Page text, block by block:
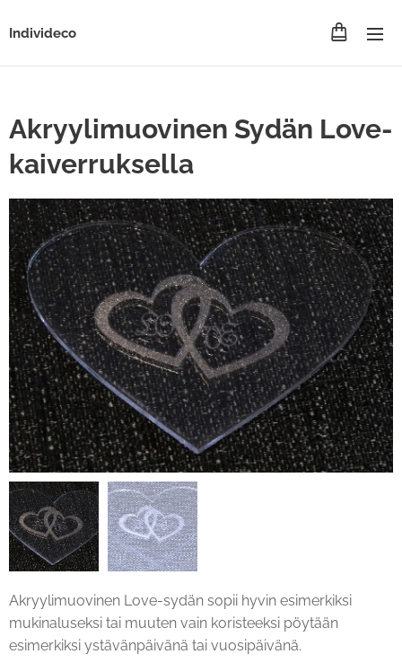
Individeco
Akryylimuovinen Sydän Love-
kaiverruksella
Akryylimuovinen Love-sydän sopii hyvin esimerkiksi
mukinaluseksi tai muuten vain koristeeksi pöytään
esimerkiksi ystävänpäivänä tai vuosipäivänä.